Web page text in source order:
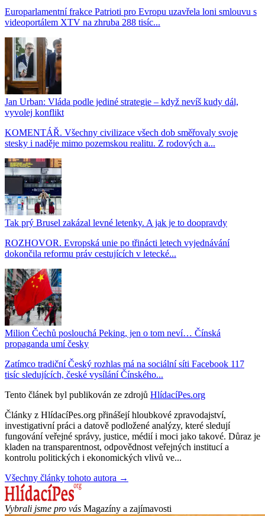
Europarlamentní frakce Patrioti pro Evropu uzavřela loni smlouvu s
videoportálem XTV na zhruba 288 tisíc...
Jan Urban: Vláda podle jediné strategie – když nevíš kudy dál,
vyvolej konflikt
KOMENTÁŘ. Všechny civilizace všech dob směřovaly svoje
stesky i naděje mimo pozemskou realitu. Z rodových a...
Tak prý Brusel zakázal levné letenky. A jak je to doopravdy
ROZHOVOR. Evropská unie po třinácti letech vyjednávání
dokončila reformu práv cestujících v letecké...
Milion Čechů poslouchá Peking, jen o tom neví… Čínská
propaganda umí česky
Zatímco tradiční Český rozhlas má na sociální síti Facebook 117
tisíc sledujících, české vysílání Čínského...
Tento článek byl publikován ze zdrojů HlídacíPes.org
Články z HlídacíPes.org přinášejí hloubkové zpravodajství,
investigativní práci a datově podložené analýzy, které sledují
fungování veřejné správy, justice, médií i moci jako takové. Důraz je
kladen na transparentnost, odpovědnost veřejných institucí a
kontrolu politických i ekonomických vlivů ve...
Všechny články tohoto autora →
Vybrali jsme pro vás Magazíny a zajímavosti